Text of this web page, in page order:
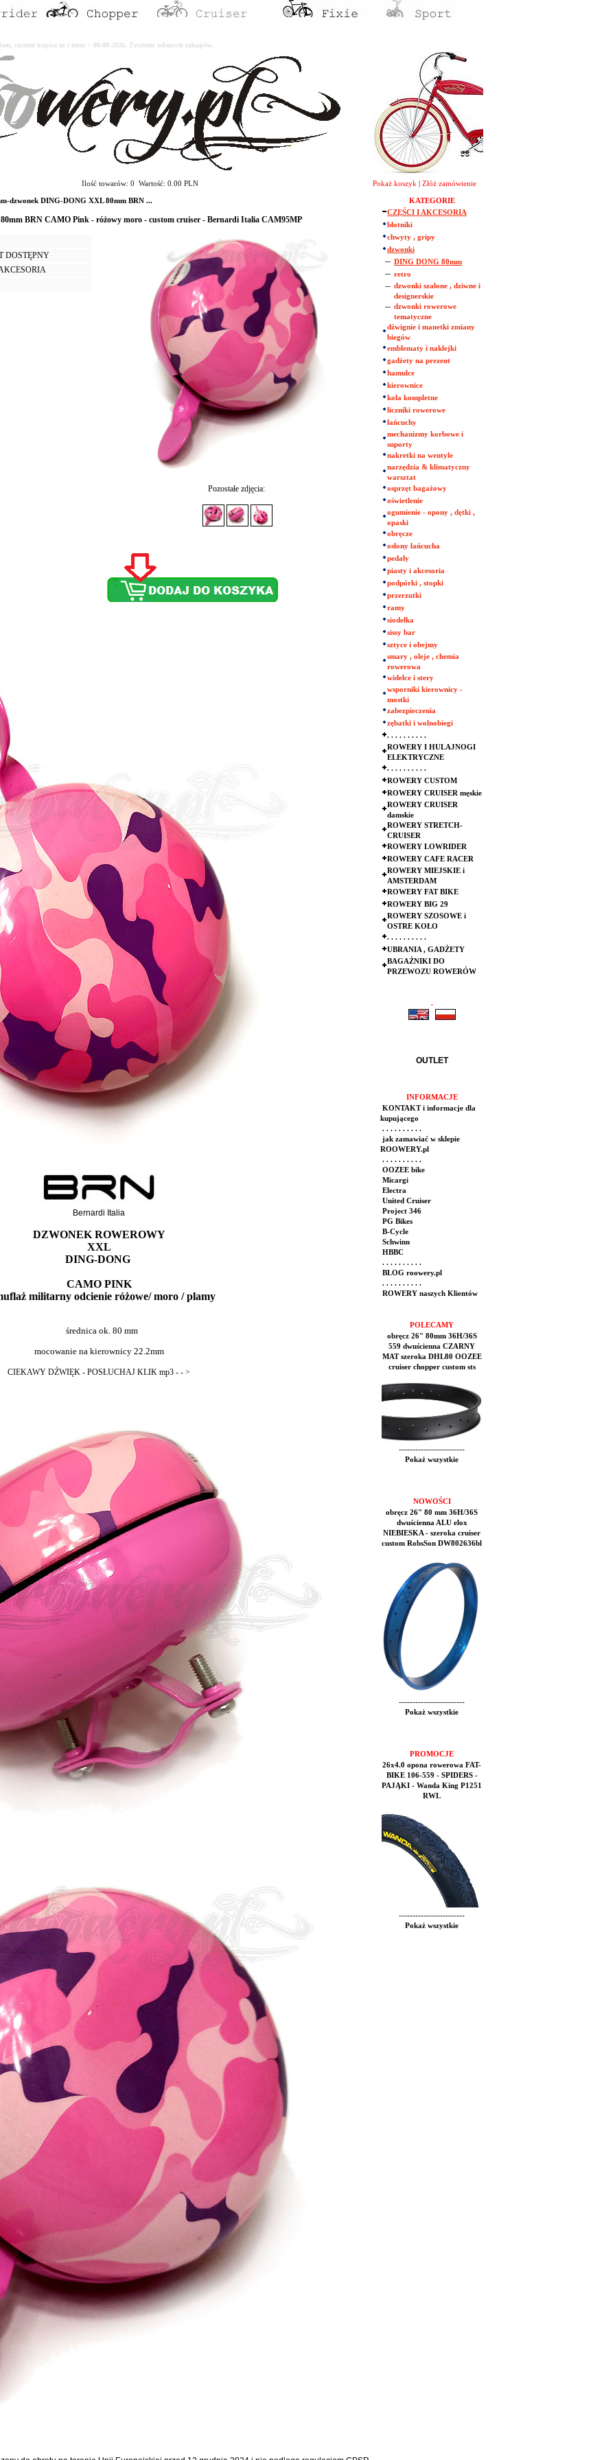
custom kupisz tu i teraz : 08-08-2026. Życzymy udanych zakupów.
Ilość towarów: 0 Wartość: 0.00 PLN Pokaż koszyk Złóż zamówienie
dzwonek DING-DONG XXL 80mm BRN ...
BRN CAMO Pink - różowy moro - custom cruiser - Bernardi Italia CAM95MP
DOSTĘPNY
Pozostałe zdjęcia:
Bernardi Italia
DZWONEK ROWEROWY
XXL
DING-DONG
CAMO PINK
militarny odcienie różowe/ moro / plamy
średnica ok. 80 mm
mocowanie na kierownicy 22.2mm
CIEKAWY DŹWIĘK - POSŁUCHAJ KLIK mp3 - - >
KATEGORIE
CZĘŚCI I AKCESORIA
błotniki
chwyty , gripy
dzwonki
-- DING DONG 80mm
-- retro
-- dzwonki szalone , dziwne i
designerskie
-- dzwonki rowerowe
tematyczne
dźwignie i manetki zmiany
biegów
emblematy i naklejki
gadżety na prezent
hamulce
kierownice
koła kompletne
liczniki rowerowe
łańcuchy
mechanizmy korbowe i
suporty
nakretki na wentyle
narzędzia & klimatyczny
warsztat
osprzęt bagażowy
oświetlenie
ogumienie - opony , dętki ,
opaski
obręcze
osłony łańcucha
pedały
piasty i akcesoria
podpórki , stopki
przerzutki
ramy
siodełka
sissy bar
sztyce i obejmy
smary , oleje , chemia
rowerowa
widelce i stery
wsporniki kierownicy -
mostki
zabezpieczenia
zębatki i wolnobiegi
. . . . . . . . . .
ROWERY I HULAJNOGI
ELEKTRYCZNE
. . . . . . . . . .
ROWERY CUSTOM
ROWERY CRUISER męskie
ROWERY CRUISER
damskie
ROWERY STRETCH-
CRUISER
ROWERY LOWRIDER
ROWERY CAFE RACER
ROWERY MIEJSKIE i
AMSTERDAM
ROWERY FAT BIKE
ROWERY BIG 29
ROWERY SZOSOWE i
OSTRE KOŁO
. . . . . . . . . .
UBRANIA , GADŻETY
BAGAŻNIKI DO
PRZEWOZU ROWERÓW
.
OUTLET
INFORMACJE
KONTAKT i informacje dla
kupującego
. . . . . . . . . .
jak zamawiać w sklepie
ROOWERY.pl
. . . . . . . . . .
OOZEE bike
Micargi
Electra
United Cruiser
Project 346
PG Bikes
B-Cycle
Schwinn
HBBC
. . . . . . . . . .
BLOG roowery.pl
. . . . . . . . . .
ROWERY naszych Klientów
POLECAMY
obręcz 26" 80mm 36H/36S
559 dwuścienna CZARNY
MAT szeroka DHL80 OOZEE
cruiser chopper custom sts
------------------------
Pokaż wszystkie
NOWOŚCI
obręcz 26" 80 mm 36H/36S
dwuścienna ALU elox
NIEBIESKA - szeroka cruiser
custom RobsSon DW802636bl
------------------------
Pokaż wszystkie
PROMOCJE
26x4.0 opona rowerowa FAT-
BIKE 106-559 - SPIDERS -
PAJĄKI - Wanda King P1251
RWL
------------------------
Pokaż wszystkie